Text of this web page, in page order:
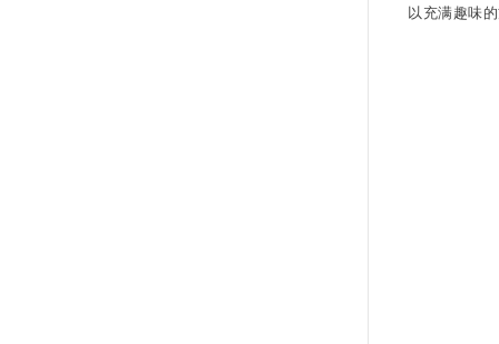
以充满趣味